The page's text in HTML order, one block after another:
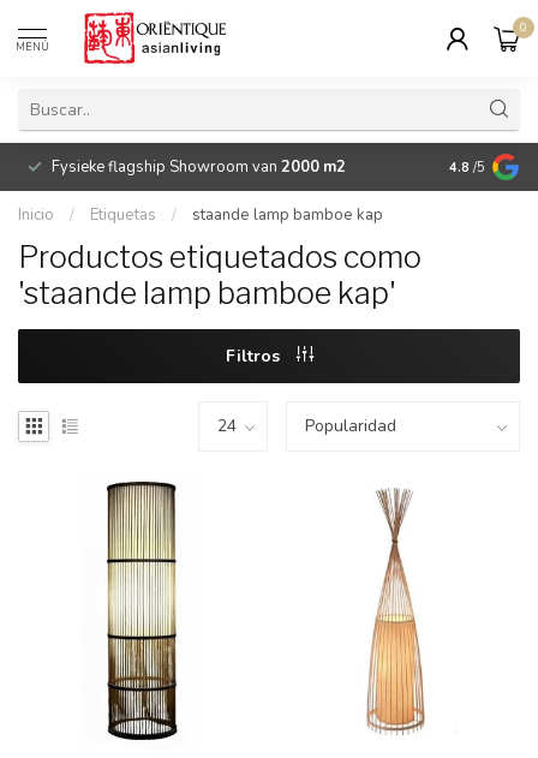
MENÚ
0
Fysieke flagship Showroom van 2000 m2 Betaalbare
4.8 /5
Inicio / Etiquetas / staande lamp bamboe kap
Productos etiquetados como
'staande lamp bamboe kap'
Filtros